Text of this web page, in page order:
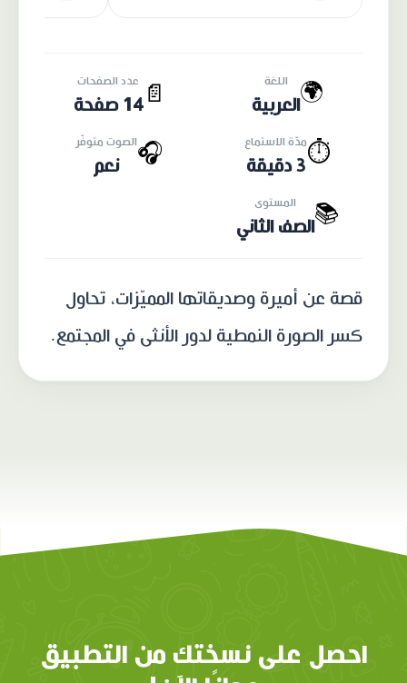
🌍 اللغة
العربية 📄
عدد الصفحات
14 صفحة
⏱️مدّة الاستماع
3 دقيقة
🎧الصوت متوفّر
نعم
📚 المستوى
الصف الثاني
قصة عن أميرة وصديقاتها المميّزات، تحاول
كسر الصورة النمطية لدور الأنثى في المجتمع.
احصل على نسختك من التطبيق